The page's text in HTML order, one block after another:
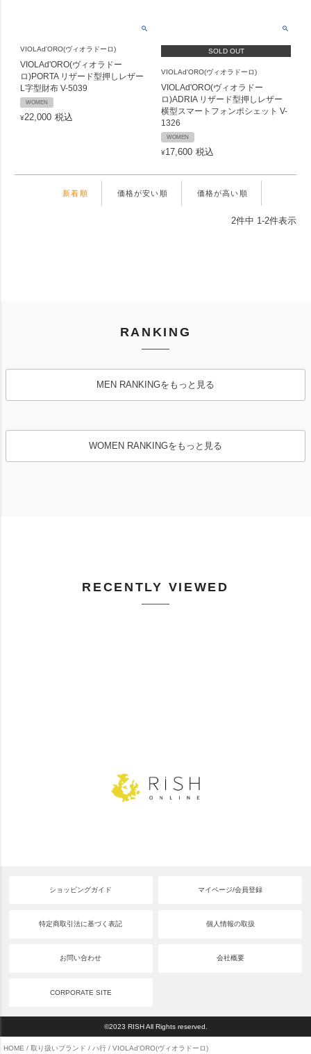
VIOLAd'ORO(ヴィオラドーロ)
VIOLAd'ORO(ヴィオラドー
ロ)PORTA リザード型押しレザー
L字型財布 V-5039
WOMEN
¥22,000 税込
SOLD OUT
VIOLAd'ORO(ヴィオラドーロ)
VIOLAd'ORO(ヴィオラドー
ロ)ADRIA リザード型押しレザー
横型スマートフォンポシェット V-
1326
WOMEN
¥17,600 税込
新着順 価格が安い順 価格が高い順
2件中 1-2件表示
RANKING
MEN RANKINGをもっと見る
WOMEN RANKINGをもっと見る
RECENTLY VIEWED
ショッピングガイド マイページ/会員登録
特定商取引法に基づく表記 個人情報の取扱
お問い合わせ 会社概要
CORPORATE SITE
©2023 RISH All Rights reserved.
HOME 取り扱いブランド ハ行 VIOLAd'ORO(ヴィオラドーロ)